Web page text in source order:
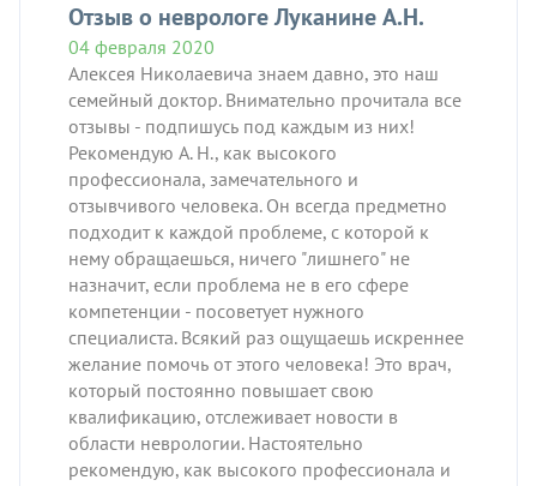
Отзыв о неврологе Луканине А.Н.
04 февраля 2020
Алексея Николаевича знаем давно, это наш
семейный доктор. Внимательно прочитала все
отзывы - подпишусь под каждым из них!
Рекомендую А. Н., как высокого
профессионала, замечательного и
отзывчивого человека. Он всегда предметно
подходит к каждой проблеме, с которой к
нему обращаешься, ничего "лишнего" не
назначит, если проблема не в его сфере
компетенции - посоветует нужного
специалиста. Всякий раз ощущаешь искреннее
желание помочь от этого человека! Это врач,
который постоянно повышает свою
квалификацию, отслеживает новости в
области неврологии. Настоятельно
рекомендую, как высокого профессионала и